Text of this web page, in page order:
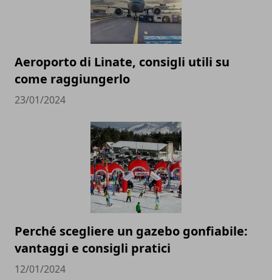
Aeroporto di Linate, consigli utili su
come raggiungerlo
23/01/2024
Perché scegliere un gazebo gonfiabile:
vantaggi e consigli pratici
12/01/2024